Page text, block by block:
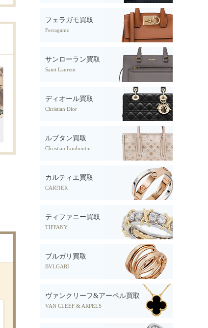
フェラガモ買取
Ferragamo
サンローラン買取
Saint Laurent
ディオール買取
Christian Dior
ルブタン買取
Christian Louboutin
カルティエ買取
CARTIER
ティファニー買取
TIFFANY
ブルガリ買取
BVLGARI
ヴァンクリーフ&アーペル買取
VAN CLEEF & ARPELS